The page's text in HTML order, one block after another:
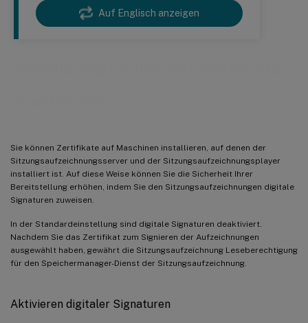
Auf Englisch anzeigen
Sie können Zertifikate auf Maschinen installieren, auf denen der
Sitzungsaufzeichnungsserver und der Sitzungsaufzeichnungsplayer
installiert ist. Auf diese Weise können Sie die Sicherheit Ihrer
Bereitstellung erhöhen, indem Sie den Sitzungsaufzeichnungen digitale
Signaturen zuweisen.
In der Standardeinstellung sind digitale Signaturen deaktiviert.
Nachdem Sie das Zertifikat zum Signieren der Aufzeichnungen
ausgewählt haben, gewährt die Sitzungsaufzeichnung Leseberechtigung
für den Speichermanager-Dienst der Sitzungsaufzeichnung.
Aktivieren digitaler Signaturen